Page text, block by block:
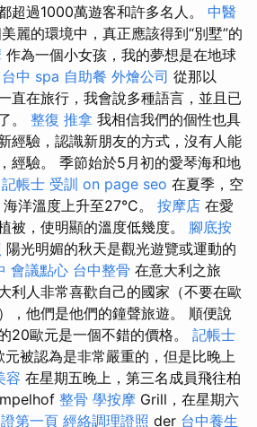
超過1000萬遊客和許多名人。 中醫
麗的環境中，真正應該得到“別墅”的
作為一個小女孩，我的夢想是在地球
台中 spa 自助餐 外燴公司 從那以
直在旅行，我會說多種語言，並且已
。 整復 推拿 我相信我們的個性也具
經驗，認識新朋友的方式，沒有人能
經驗。 季節始於5月初的愛琴海和地
記帳士 受訓 on page seo 在夏季，空
洋溫度上升至27°C。 按摩店 在愛
被，使明顯的溫度低幾度。 腳底按
陽光明媚的秋天是觀光遊覽或運動的
會議點心 台中整骨 在意大利之旅
利人非常喜歡自己的國家（不要在歐
，他們是他們的鐘聲旅遊。 順便說
20歐元是一個不錯的價格。 記帳士
被認為是非常嚴重的，但是比晚上
容 在星期五晚上，第三名成員飛往柏
整骨 學按摩 Grill，在星期六
第一頁 經絡調理證照 der 台中養生